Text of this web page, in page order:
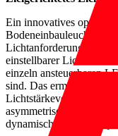
Ein innovatives
Bodeneinbauleuchten
Lichtanforderungen. Die
einstellbarer
einzeln ansteuerbaren
sind. Das ermöglicht die
Lichtstärkeverteilungen
asymmetrisch, eng- oder
dynamisch in einer